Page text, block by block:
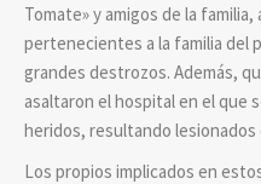
Tomate» y amigos de la
pertenecientes a la familia del
grandes destrozos. Además,
asaltaron el hospital en el que
heridos, resultando lesionados
Los propios implicados en